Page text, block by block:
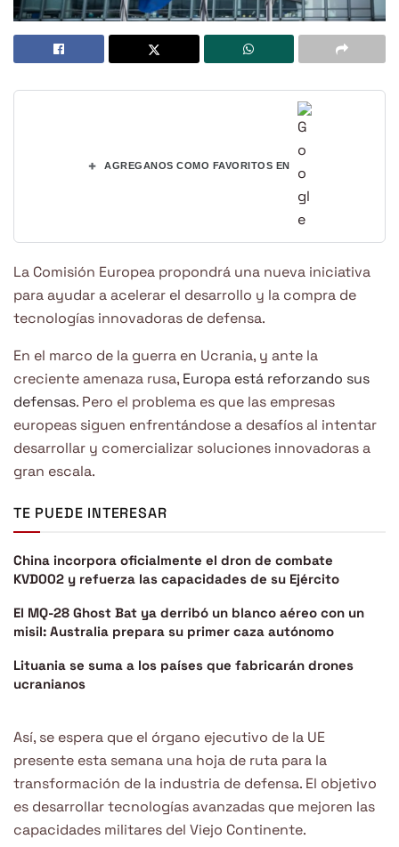
+ AGREGANOS COMO FAVORITOS EN
La Comisión Europea propondrá una nueva iniciativa
para ayudar a acelerar el desarrollo y la compra de
tecnologías innovadoras de defensa.
En el marco de la guerra en Ucrania, y ante la
creciente amenaza rusa, Europa está reforzando sus
defensas. Pero el problema es que las empresas
europeas siguen enfrentándose a desafíos al intentar
desarrollar y comercializar soluciones innovadoras a
gran escala.
TE PUEDE INTERESAR
China incorpora oficialmente el dron de combate
KVD002 y refuerza las capacidades de su Ejército
El MQ-28 Ghost Bat ya derribó un blanco aéreo con un
misil: Australia prepara su primer caza autónomo
Lituania se suma a los países que fabricarán drones
ucranianos
Así, se espera que el órgano ejecutivo de la UE
presente esta semana una hoja de ruta para la
transformación de la industria de defensa. El objetivo
es desarrollar tecnologías avanzadas que mejoren las
capacidades militares del Viejo Continente.